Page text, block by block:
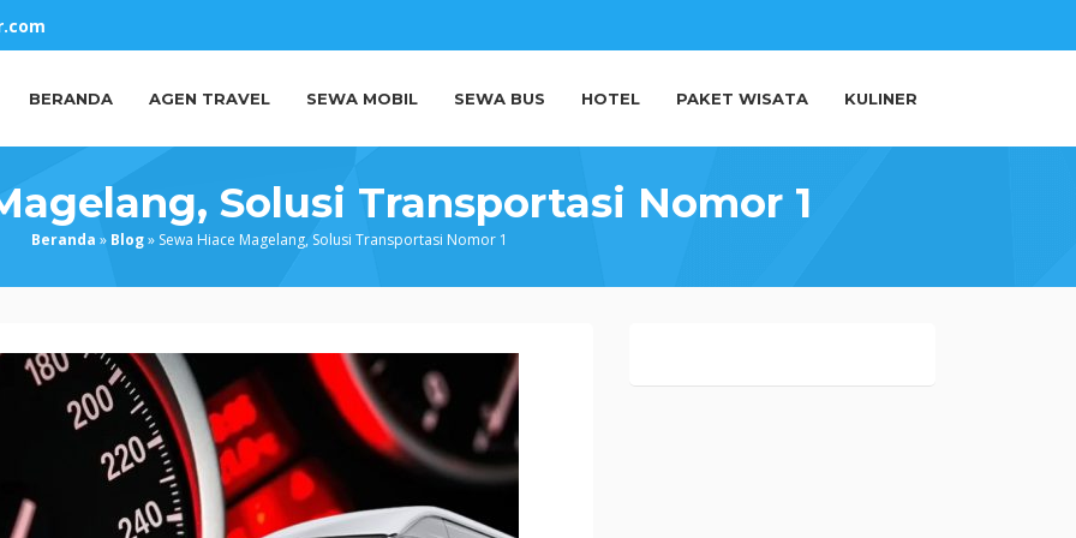
BERANDA AGEN TRAVEL SEWA MOBIL SEWA BUS HOTEL PAKET WISATA KULINER
Solusi Transportasi Nomor 1
Beranda » Blog» Sewa Hiace Magelang, Solusi Transportasi Nomor 1